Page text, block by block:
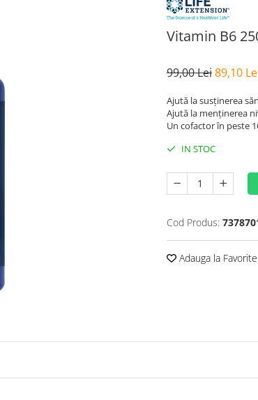
Vitamin B6
99,00 Lei89,10
Ajută la susținerea
Ajută la menținerea
Un cofactor în peste
IN STOC
Cod Produs:
Adauga la Favorite